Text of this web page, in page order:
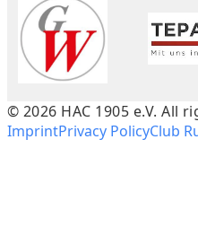
© 2026 HAC 1905 e.V. All
ImprintPrivacy PolicyClub